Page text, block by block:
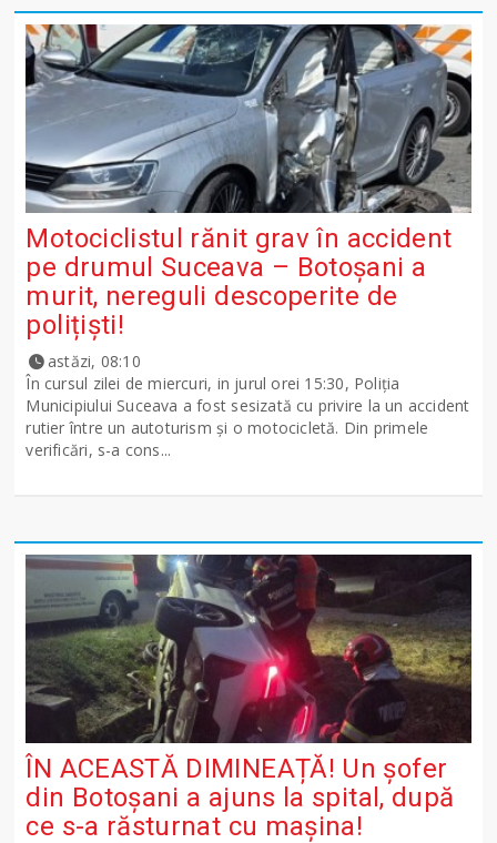
Motociclistul rănit grav în accident
pe drumul Suceava – Botoșani a
murit, nereguli descoperite de
polițiști!
astăzi, 08:10
În cursul zilei de miercuri, in jurul orei 15:30, Poliția
Municipiului Suceava a fost sesizată cu privire la un accident
rutier între un autoturism și o motocicletă. Din primele
verificări, s-a cons...
ÎN ACEASTĂ DIMINEAȚĂ! Un șofer
din Botoșani a ajuns la spital, după
ce s-a răsturnat cu mașina!